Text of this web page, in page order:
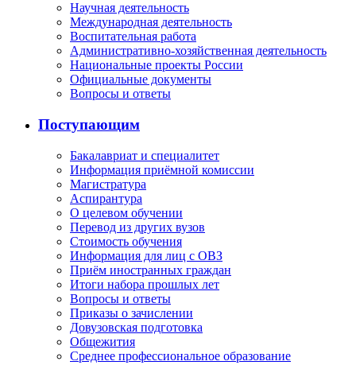
Научная деятельность
Международная деятельность
Воспитательная работа
Административно-хозяйственная деятельность
Национальные проекты России
Официальные документы
Вопросы и ответы
Поступающим
Бакалавриат и специалитет
Информация приёмной комиссии
Магистратура
Аспирантура
О целевом обучении
Перевод из других вузов
Стоимость обучения
Информация для лиц с ОВЗ
Приём иностранных граждан
Итоги набора прошлых лет
Вопросы и ответы
Приказы о зачислении
Довузовская подготовка
Общежития
Среднее профессиональное образование